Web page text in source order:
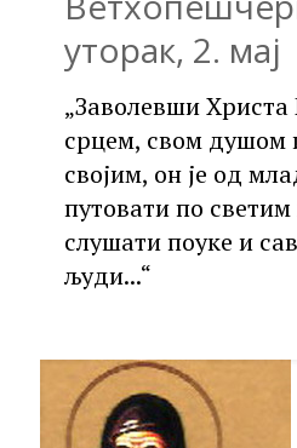
уторак, 2. мај
„Заволевши
срцем, свом душом
својим, он је од
путовати по
слушати поуке и
људи...“